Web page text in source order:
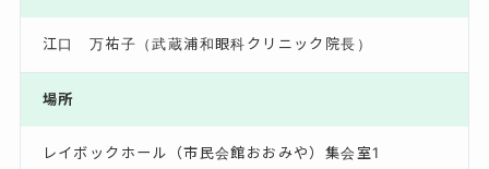
江口 万祐子（武蔵浦和眼科クリニック院長）
場所
レイボックホール（市民会館おおみや）集会室1